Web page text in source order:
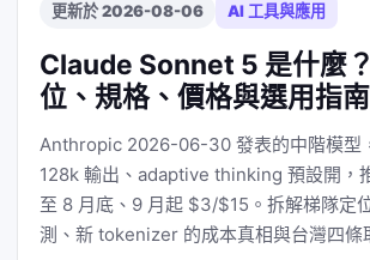
更新於 2026-08-06 AI 工具與應用
Claude Sonnet 5 是什麼
位、規格、價格與選用指南
Anthropic 2026-06-30 發表的中階模型
128k 輸出、adaptive thinking 預設開，
至 8 月底、9 月起 $3/$15。拆解梯隊定
測、新 tokenizer 的成本真相與台灣四條